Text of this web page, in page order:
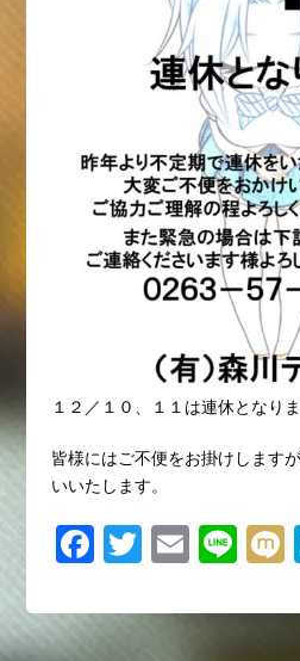
１２／１０、１１は連休となりま
皆様にはご不便をお掛けします
いいたします。
F
c
T
tt
E
ail
Li
e